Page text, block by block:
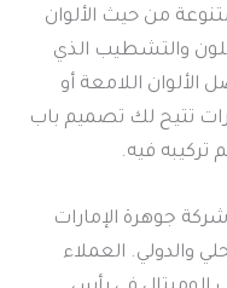
من حيث الألوان
والتشطيب الذي
اللامعة أو
تتيح لك تصميم باب
تركيبه فيه.
جوهرة الإمارات
والدولي. العملاء